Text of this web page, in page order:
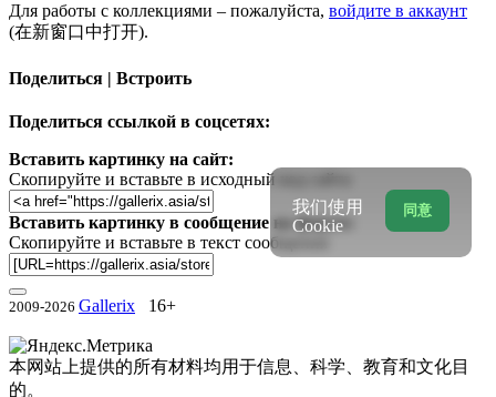
Для работы с коллекциями – пожалуйста, войдите в аккаунт
(在新窗口中打开).
Поделиться | Встроить
Поделиться ссылкой в соцсетях:
Вставить картинку на сайт:
Скопируйте и вставьте в исходный код сайта
Вставить картинку в сообщение на форум:
Скопируйте и вставьте в текст сообщения
2009-2026 Gallerix 16+
本网站上提供的所有材料均用于信息、科学、教育和文化目
的。
同意
我们使用
Cookie